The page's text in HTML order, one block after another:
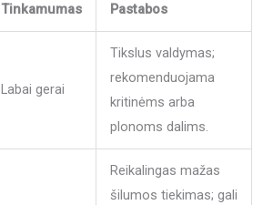
Tinkamumas Pastabos
Labai gerai
Tikslus valdymas;
rekomenduojama
kritinėms arba
plonoms dalims.
Reikalingas mažas
šilumos tiekimas; gali